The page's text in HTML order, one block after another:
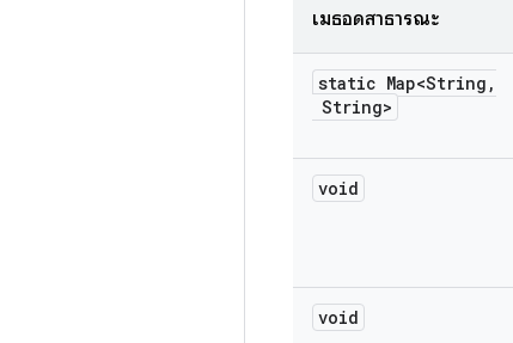
เมธอดสาธารณะ
static Map<String ,
String>
void
void